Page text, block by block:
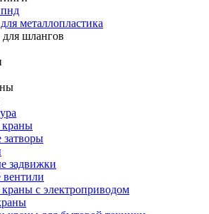
металлопластика
шлангов
затворы
задвижки
с электроприводом